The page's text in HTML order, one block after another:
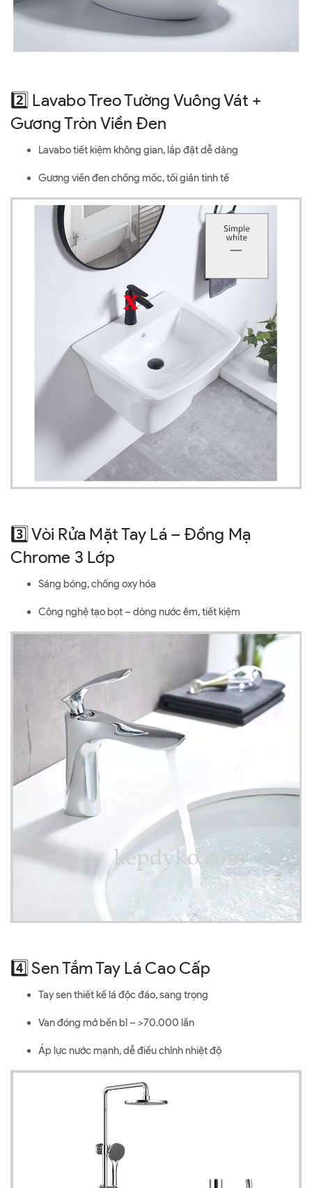
2️⃣ Lavabo Treo Tường Vuông Vát +
Gương Tròn Viền Đen
Lavabo tiết kiệm không gian, lắp đặt dễ dàng
Gương viền đen chống mốc, tối giản tinh tế
3️⃣ Vòi Rửa Mặt Tay Lá – Đồng Mạ
Chrome 3 Lớp
Sáng bóng, chống oxy hóa
Công nghệ tạo bọt – dòng nước êm, tiết kiệm
4️⃣ Sen Tắm Tay Lá Cao Cấp
Tay sen thiết kế lá độc đáo, sang trọng
Van đóng mở bền bỉ – >70.000 lần
Áp lực nước mạnh, dễ điều chỉnh nhiệt độ